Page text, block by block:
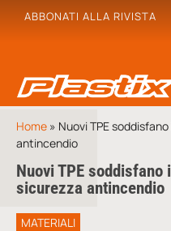
ABBONATI ALLA RIVISTA
Home » Nuovi TPE
antincendio
Nuovi TPE
sicurezza antincendio
MATERIALI